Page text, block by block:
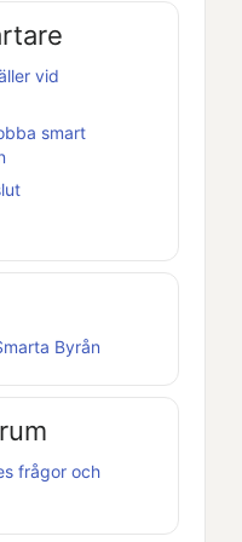
vid
smart
Byrån
frågor och